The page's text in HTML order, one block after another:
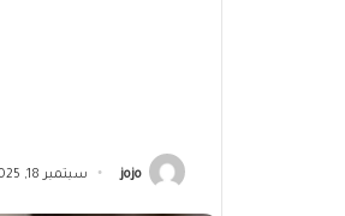
jojo سبتمبر 18, 2025